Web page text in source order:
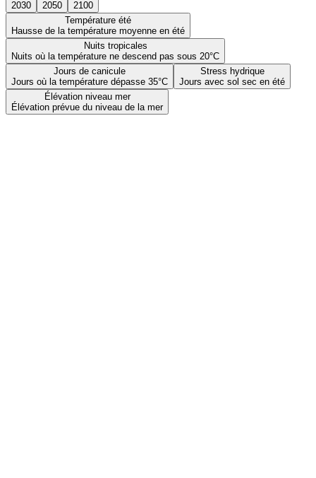
2030 2050
2100
Température été
Hausse de la température moyenne en été
Nuits tropicales
Nuits où la température ne descend pas sous 20°C
Jours de canicule
Jours où la température dépasse 35°C
Stress hydrique
Jours avec sol sec en été
Élévation niveau mer
Élévation prévue du niveau de la mer